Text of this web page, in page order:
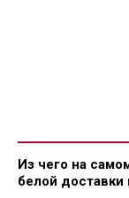
Из чего на
белой доставки